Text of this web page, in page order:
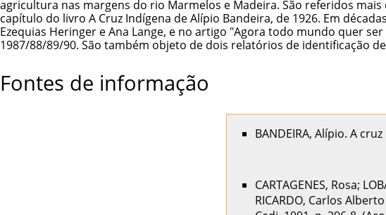
agricultura nas margens do rio Marmelos e Madeira. São referidos
capítulo do livro A Cruz Indígena de Alípio Bandeira, de 1926. Em
Ezequias Heringer e Ana Lange, e no artigo "Agora todo mundo quer
1987/88/89/90. São também objeto de dois relatórios de identificação
Fontes de informação
BANDEIRA, Alípio. A
CARTAGENES, Rosa;
RICARDO, Carlos